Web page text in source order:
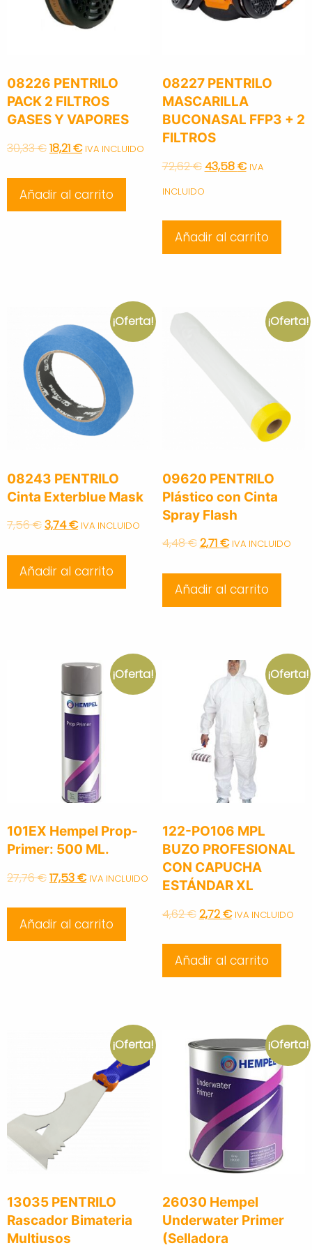
08226 PENTRILO
PACK 2 FILTROS
GASES Y VAPORES
30,33€Original
was:
18,21€Current
is:
IVA INCLUIDO
Añadir al carrito
08227 PENTRILO
MASCARILLA
BUCONASAL FFP3 + 2
FILTROS
72,62€Original
price
72,62 €.
43,58€Current
43,58 €.
IVA
INCLUIDO
Añadir al carrito
¡Oferta!
08243 PENTRILO
Cinta Exterblue Mask
7,56€Original
was:
3,74€Current
is:
IVA INCLUIDO
Añadir al carrito
¡Oferta!
09620 PENTRILO
Plástico con Cinta
Spray Flash
4,48€Original
was:
2,71€Current
is:
IVA INCLUIDO
Añadir al carrito
¡Oferta!
101EX Hempel Prop-
Primer: 500 ML.
27,76€Original
was:
17,53€Current
is:
IVA INCLUIDO
Añadir al carrito
¡Oferta!
122-PO106 MPL
BUZO PROFESIONAL
CON CAPUCHA
ESTÁNDAR XL
4,62€Original
was:
2,72€Current
is:
IVA INCLUIDO
Añadir al carrito
¡Oferta!
13035 PENTRILO
Rascador Bimateria
Multiusos
¡Oferta!
26030 Hempel
Underwater Primer
(Selladora